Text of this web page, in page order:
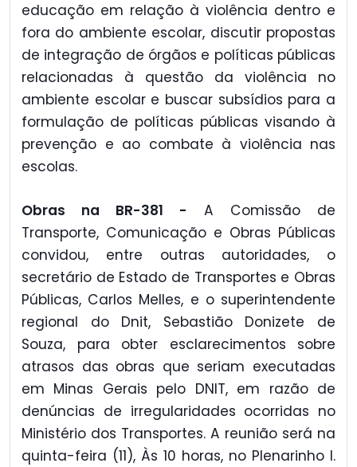
educação em relação à violência dentro e
fora do ambiente escolar, discutir propostas
de integração de órgãos e políticas públicas
relacionadas à questão da violência no
ambiente escolar e buscar subsídios para a
formulação de políticas públicas visando à
prevenção e ao combate à violência nas
escolas.
Obras na BR-381 - A Comissão de
Transporte, Comunicação e Obras Públicas
convidou, entre outras autoridades, o
secretário de Estado de Transportes e Obras
Públicas, Carlos Melles, e o superintendente
regional do Dnit, Sebastião Donizete de
Souza, para obter esclarecimentos sobre
atrasos das obras que seriam executadas
em Minas Gerais pelo DNIT, em razão de
denúncias de irregularidades ocorridas no
Ministério dos Transportes. A reunião será na
quinta-feira (11), Às 10 horas, no Plenarinho I.